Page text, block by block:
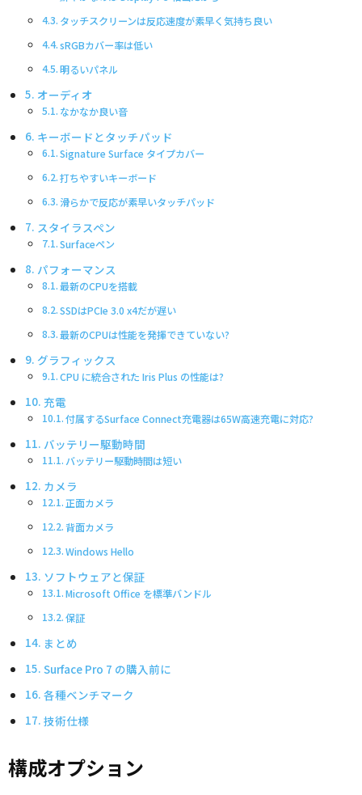
タッチスクリーンは反応速度が素早く気持ち良い
sRGBカバー率は低い
明るいパネル
オーディオ
なかなか良い音
キーボードとタッチパッド
Signature Surface タイプカバー
打ちやすいキーボード
滑らかで反応が素早いタッチパッド
スタイラスペン
Surfaceペン
パフォーマンス
最新のCPUを搭載
SSDはPCIe 3.0 x4だが遅い
最新のCPUは性能を発揮できていない?
グラフィックス
CPU に統合された Iris Plus の性能は?
充電
付属するSurface Connect充電器は65W高速充電に対応?
バッテリー駆動時間
バッテリー駆動時間は短い
カメラ
正面カメラ
背面カメラ
Windows Hello
ソフトウェアと保証
Microsoft Office を標準バンドル
保証
まとめ
Surface Pro 7 の購入前に
各種ベンチマーク
技術仕様
構成オプション